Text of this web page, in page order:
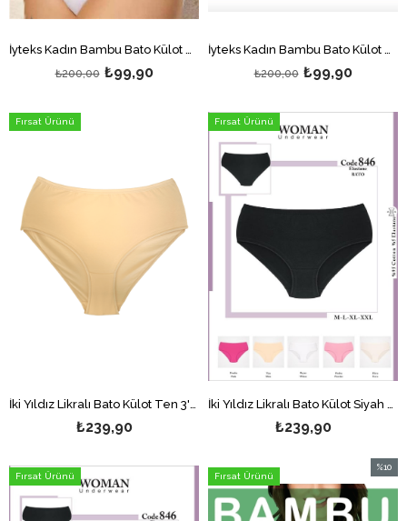
İyteks Kadın Bambu Bato Külot Beyaz
₺99,90
₺200,00
İyteks Kadın Bambu Bato Külot Ten
₺99,90
₺200,00
₺239,90
Fırsat Ürünü
₺239,90
Fırsat Ürünü
Fırsat Ürünü
%10
Fırsat Ürünü